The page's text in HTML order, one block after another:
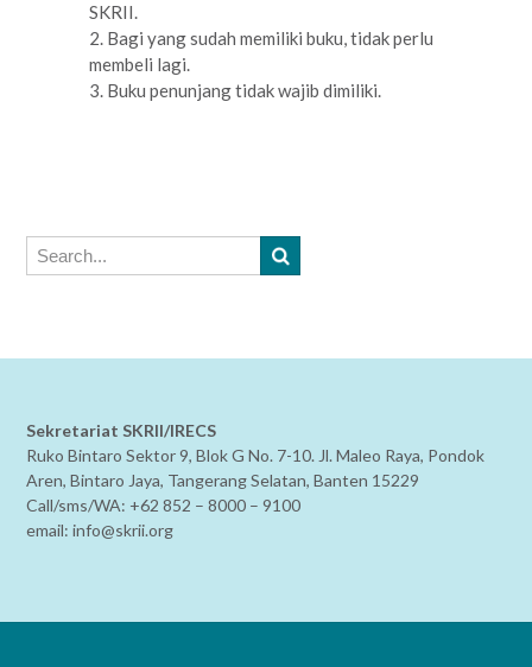
SKRII.
2. Bagi yang sudah memiliki buku, tidak perlu
membeli lagi.
3. Buku penunjang tidak wajib dimiliki.
Sekretariat SKRII/IRECS
Ruko Bintaro Sektor 9, Blok G No. 7-10. Jl. Maleo Raya, Pondok
Aren, Bintaro Jaya, Tangerang Selatan, Banten 15229
Call/sms/WA: +62 852 – 8000 – 9100
email: info@skrii.org